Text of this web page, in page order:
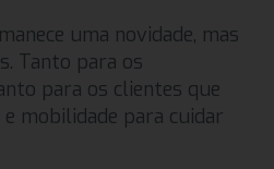
uma novidade, mas
Tanto para os
para os clientes que
mobilidade para cuidar